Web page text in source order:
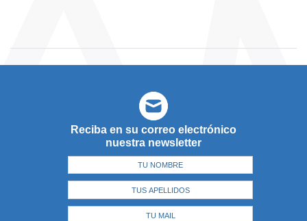
Reciba en su correo electrónico
nuestra newsletter